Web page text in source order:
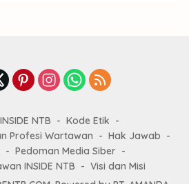
NTB
Kode Etik
Profesi Wartawan
Hak Jawab
Pedoman Media Siber
INSIDE NTB
Visi dan Misi